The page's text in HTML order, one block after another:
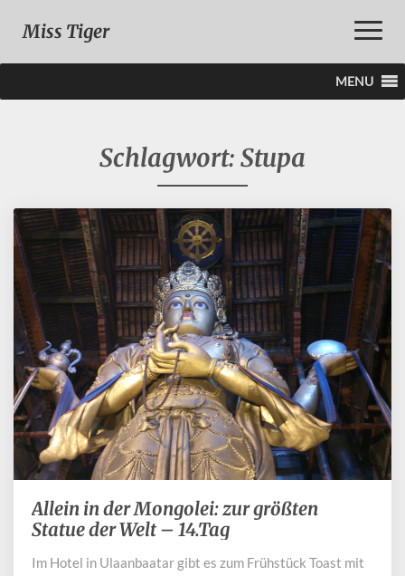
Toggle
Miss Tiger
MENU
Schlagwort: Stupa
Allein
in
Mongolei:
Allein in der Mongolei: zur größten
Statue der Welt – 14.Tag
Im Hotel in Ulaanbaatar gibt es zum Frühstück Toast mit